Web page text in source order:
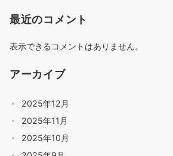
最近のコメント
表示できるコメントはありません。
アーカイブ
2025年12月
2025年11月
2025年10月